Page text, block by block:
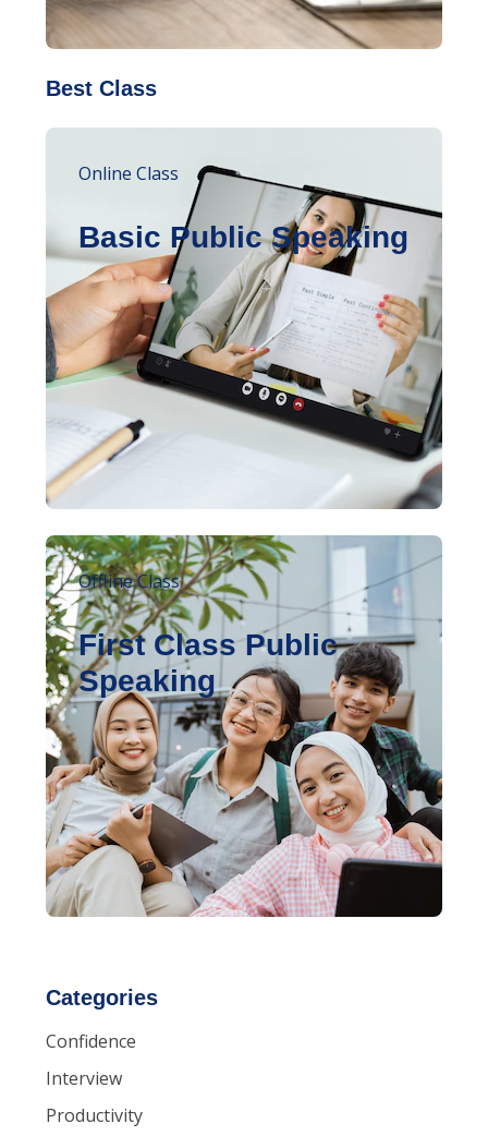
Categories
Confidence
Interview
Productivity
Best Class
Online Class
Basic Public Speaking
Offline Class
First Class Public
Speaking